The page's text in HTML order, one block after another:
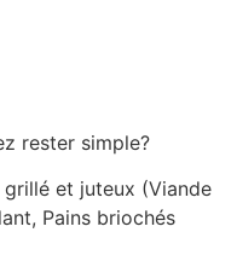
rester simple?
grillé et juteux (Viande
Pains briochés